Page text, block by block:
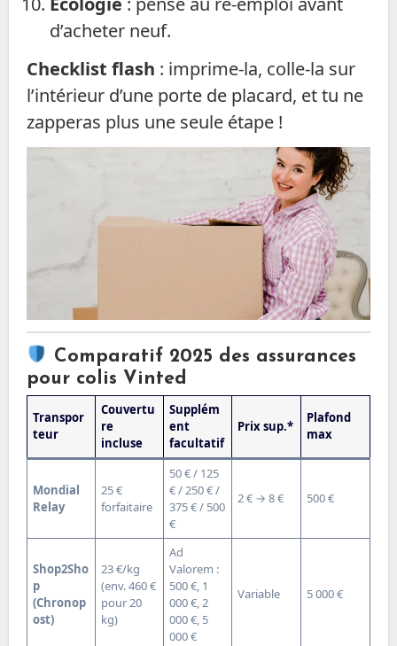
d’acheter neuf.
Checklist flash : imprime-la, colle-la sur
l’intérieur d’une porte de placard, et tu ne
zapperas plus une seule étape !
Comparatif 2025 des assurances
pour colis Vinted
Transpor
teur
Couvertu
re
incluse
Supplém
ent
facultatif
Prix sup.*
Plafond
max
Mondial
Relay
25 €
forfaitaire
50 € / 125
€ / 250 € /
375 € / 500
€
2 € → 8 € 500 €
Shop2Sho
p
(Chronop
ost)
23 €/kg
(env. 460 €
pour 20
kg)
Ad
Valorem :
500 €, 1
000 €, 2
000 €, 5
000 €
Variable 5 000 €